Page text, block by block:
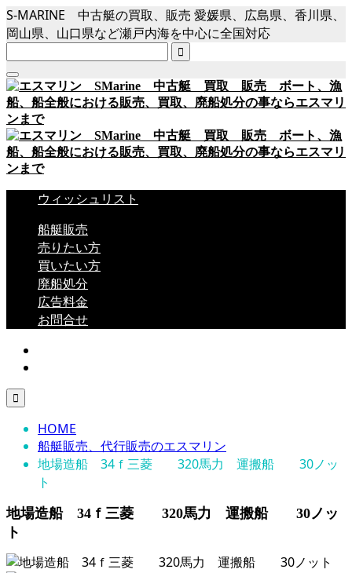
S-MARINE 中古艇の買取、販売 愛媛県、広島県、香川県、
岡山県、山口県など瀬戸内海を中心に全国対応

ウィッシュリスト
船艇販売
売りたい方
買いたい方
廃船処分
広告料金
お問合せ

HOME
船艇販売、代行販売のエスマリン
地場造船 34ｆ三菱 320馬力 運搬船 30ノッ
ト
地場造船 34ｆ三菱 320馬力 運搬船 30ノッ
ト